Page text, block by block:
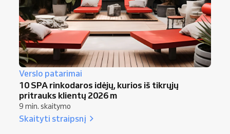
Verslo patarimai
10 SPA rinkodaros idėjų, kurios iš tikrųjų
pritrauks klientų 2026 m
9 min. skaitymo
Skaityti straipsnį